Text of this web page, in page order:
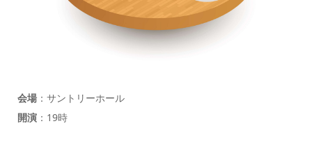
会場：サントリーホール
開演：19時